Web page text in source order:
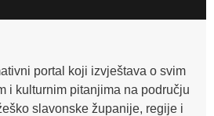
o
f
portal koji izvještava o svim
i kulturnim pitanjima na području
slavonske županije, regije i